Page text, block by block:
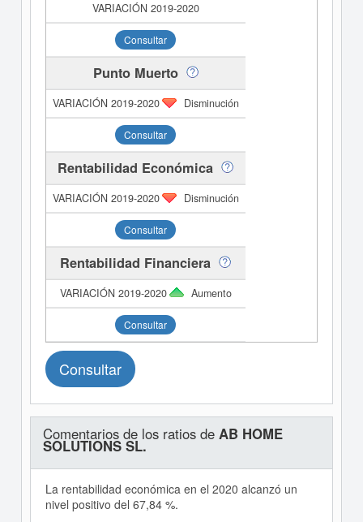
Consultar
Punto Muerto
Disminución
Consultar
Rentabilidad Económica
Disminución
Consultar
Rentabilidad Financiera
Aumento
Consultar
Consultar
Comentarios de los ratios de AB HOME
SOLUTIONS SL.
La rentabilidad económica en el 2020 alcanzó un
nivel positivo del 67,84 %.